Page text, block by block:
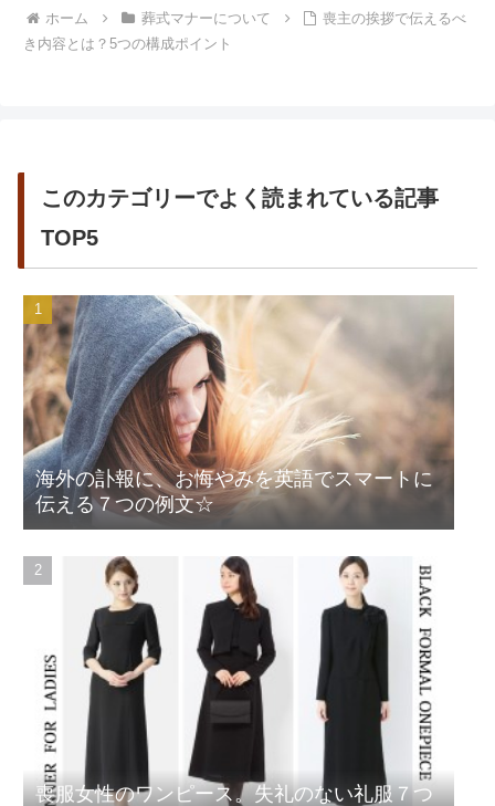
ホーム 葬式マナーについて
喪主の挨拶で伝えるべ
き内容とは？5つの構成ポイント
このカテゴリーでよく読まれている記事
TOP5
海外の訃報に、お悔やみを英語でスマートに
伝える７つの例文☆
喪服女性のワンピース。失礼のない礼服７つ